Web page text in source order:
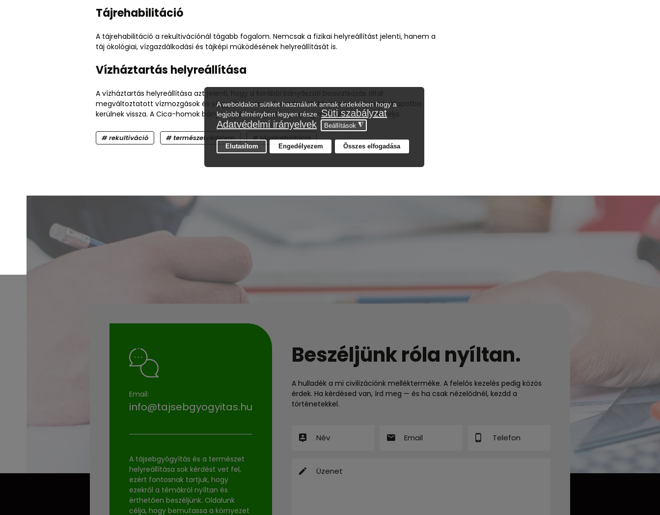
Tájrehabilitáció
A tájrehabilitáció a rekultivációnál tágabb fogalom. Nemcsak a fizikai helyreállítást jelenti, hanem a
táj ökológiai, vízgazdálkodási és tájképi működésének helyreállítását is.
Vízháztartás helyreállítása
A vízháztartás helyreállítása azt jelenti, hogy a korábbi bányászati beavatkozás által
megváltoztatott vízmozgások és vízgyűjtő viszonyok rendezettebb, természetesebb állapotba
kerülnek vissza. A Cica-homok bánya rekultivációjánál ez a program egyik alapvető célja.
rekultiváció természetvédelem tájrehabilitáció
Email:
info@tajsebgyogyitas.hu
A tájsebgyógyítás és a természet
helyreállítása sok kérdést vet fel,
ezért fontosnak tartjuk, hogy
ezekről a témákról nyíltan és
érthetően beszéljünk. Oldalunk
célja, hogy bemutassa a környezet
Beszéljünk róla nyíltan.
A hulladék a mi civilizációnk mellékterméke. A felelős kezelés pedig közös
érdek. Ha kérdésed van, írd meg — és ha csak nézelődnél, kezdd a
történetekkel.